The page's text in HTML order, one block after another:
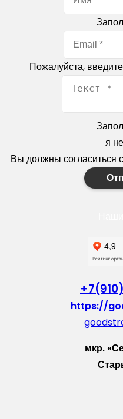
Пожалуйста,
я
Вы должны согласиться
https://
мкр.